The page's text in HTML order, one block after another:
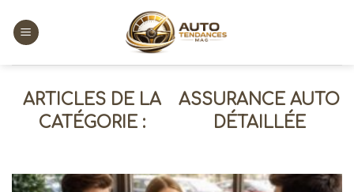
content
ASSURANCE AUTO
DÉTAILLÉE